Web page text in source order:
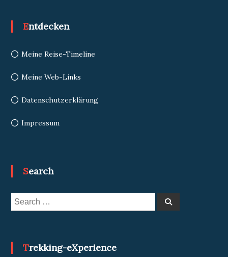
Entdecken
Meine Reise-Timeline
Meine Web-Links
Datenschutzerklärung
Impressum
Search
Search
for:
Search
Trekking-eXperience